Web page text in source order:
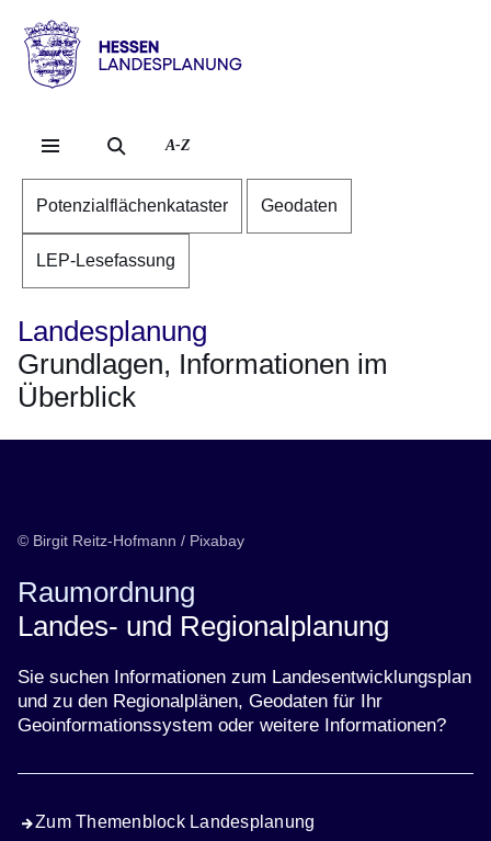
Hessen
LandesplanungA-Z
Potenzialflächenkataster Geodaten
LEP-Lesefassung
Landesplanung
Grundlagen, Informationen im
Überblick
© Birgit Reitz-Hofmann / Pixabay
Raumordnung
Landes- und Regionalplanung
Sie suchen Informationen zum Landesentwicklungsplan
und zu den Regionalplänen, Geodaten für Ihr
Geoinformationssystem oder weitere Informationen?
Zum Themenblock Landesplanung